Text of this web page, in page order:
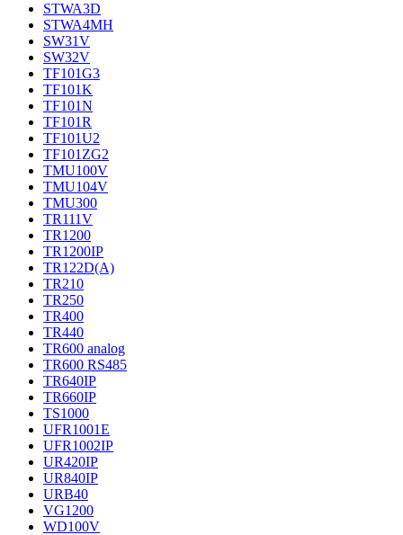
STWA3D
STWA4MH
SW31V
SW32V
TF101G3
TF101K
TF101N
TF101R
TF101U2
TF101ZG2
TMU100V
TMU104V
TMU300
TR111V
TR1200
TR1200IP
TR122D(A)
TR210
TR250
TR400
TR440
TR600 analog
TR600 RS485
TR640IP
TR660IP
TS1000
UFR1001E
UFR1002IP
UR420IP
UR840IP
URB40
VG1200
WD100V